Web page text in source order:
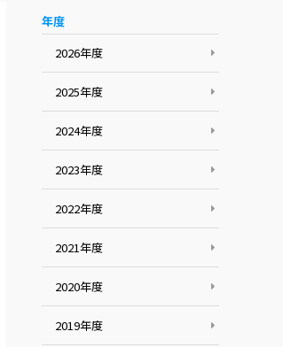
年度
2026年度
2025年度
2024年度
2023年度
2022年度
2021年度
2020年度
2019年度